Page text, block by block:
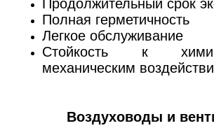
Продолжительный срок
Полная герметичность
Легкое обслуживание
Стойкость к
механическим
Воздуховоды и